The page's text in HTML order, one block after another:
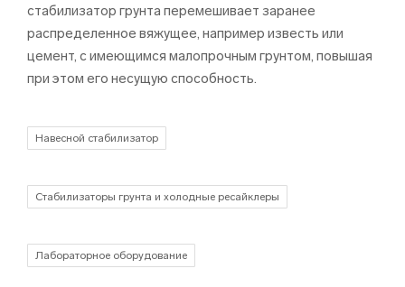
стабилизатор грунта перемешивает заранее
распределенное вяжущее, например известь или
цемент, с имеющимся малопрочным грунтом, повышая
при этом его несущую способность.
Навесной стабилизатор
Cтабилизаторы грунта и xолодные ресайклеры
Лабораторное оборудование